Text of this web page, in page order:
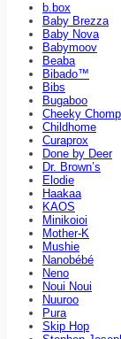
b.box
Baby Brezza
Baby Nova
Babymoov
Beaba
Bibado™
Bibs
Bugaboo
Cheeky
Childhome
Curaprox
Done by Deer
Dr. Brown’s
Elodie
Haakaa
KAOS
Minikoioi
Mother-K
Mushie
Nanobébé
Neno
Noui Noui
Nuuroo
Pura
Skip Hop